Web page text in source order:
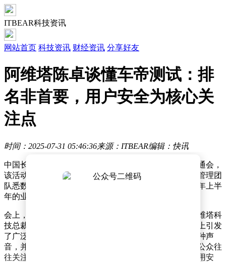
ITBEAR科技资讯
网站首页 科技资讯 财经资讯 分享好友
阿维塔陈卓谈懂车帝测试：排
名非首要，用户安全为核心关
注点
时间：2025-07-31 05:46:36来源：ITBEAR编辑：快讯
中国长安汽车集团在近日举办了一场意义重大的媒体沟通会，
该活动标志着新集团成立后的首次公开亮相。集团高层管理团
队悉数出席，同时，各子品牌负责人也详细阐述了2025年上半
年的业绩亮点及下半年的战略规划。
会上，针对近期懂车帝进行的一系列辅助驾驶测试，阿维塔科
技总裁陈卓发表了看法。他提到，尽管这些测试在网络上引发
了广泛讨论和争议，但阿维塔持开放态度，愿意倾听各种声
音，并从中汲取有益的建议进行改进。陈卓强调，尽管公众往
往关注测试结果中的排名，但更重要的是确保用户的使用安